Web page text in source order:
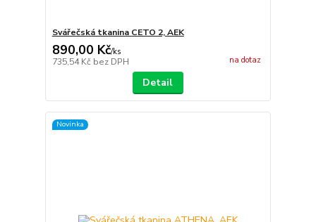
Svářečská tkanina CETO 2, AEK
890,00 Kč/ks
735,54 Kč bez DPH na dotaz
Detail
Novinka